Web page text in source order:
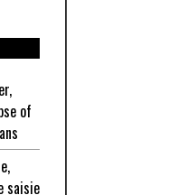
of
saisie